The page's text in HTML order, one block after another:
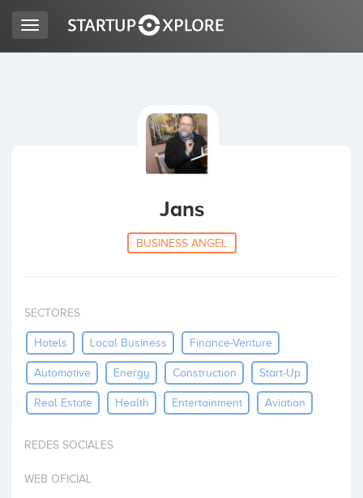
Inicio
Invertir
Toggle
navigation
Jans
BUSINESS ANGEL
SECTORES
Hotels Local Business Finance-Venture
Automotive Energy Construction Start-Up
Real Estate Health Entertainment Aviation
REDES SOCIALES
WEB OFICIAL